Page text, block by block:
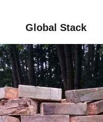
Global Stack